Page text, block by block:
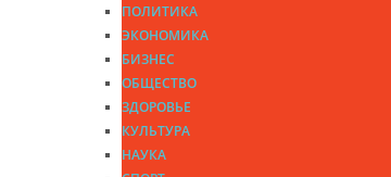
ПОЛИТИКА
ЭКОНОМИКА
БИЗНЕС
ОБЩЕСТВО
ЗДОРОВЬЕ
КУЛЬТУРА
НАУКА